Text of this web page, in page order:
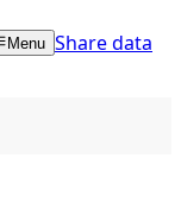
Menu Share data